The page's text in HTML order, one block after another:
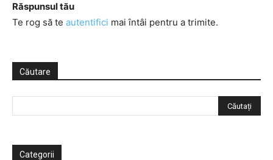
Răspunsul tău
Te rog să te autentifici mai întâi pentru a trimite.
Căutare
Categorii